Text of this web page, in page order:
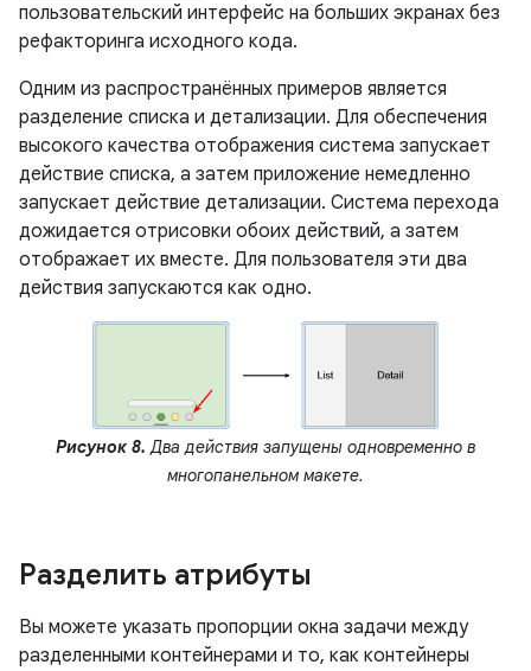
пользовательский интерфейс на больших экранах без
рефакторинга исходного кода.
Одним из распространённых примеров является
разделение списка и детализации. Для обеспечения
высокого качества отображения система запускает
действие списка, а затем приложение немедленно
запускает действие детализации. Система перехода
дожидается отрисовки обоих действий, а затем
отображает их вместе. Для пользователя эти два
действия запускаются как одно.
Рисунок 8. Два действия запущены одновременно в
многопанельном макете.
Разделить атрибуты
Вы можете указать пропорции окна задачи между
разделенными контейнерами и то, как контейнеры